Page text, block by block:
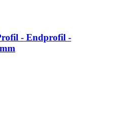
- Endprofil -